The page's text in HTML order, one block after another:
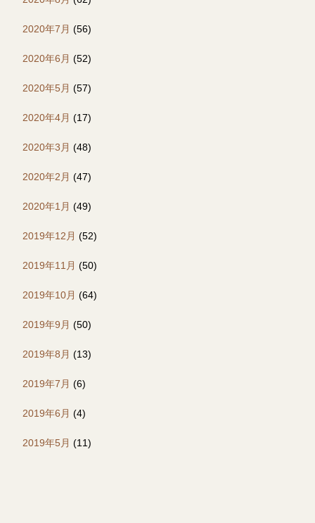
2020年7月 (56)
2020年6月 (52)
2020年5月 (57)
2020年4月 (17)
2020年3月 (48)
2020年2月 (47)
2020年1月 (49)
2019年12月 (52)
2019年11月 (50)
2019年10月 (64)
2019年9月 (50)
2019年8月 (13)
2019年7月 (6)
2019年6月 (4)
2019年5月 (11)